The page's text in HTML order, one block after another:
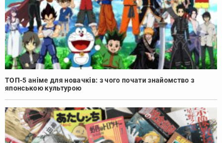
ТОП-5 аніме для новачків: з чого почати знайомство з
японською культурою